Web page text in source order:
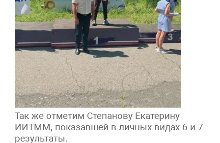
Так же отметим Степанову Екатерину
ИИТММ, показавшей в личных видах 6 и 7
результаты.